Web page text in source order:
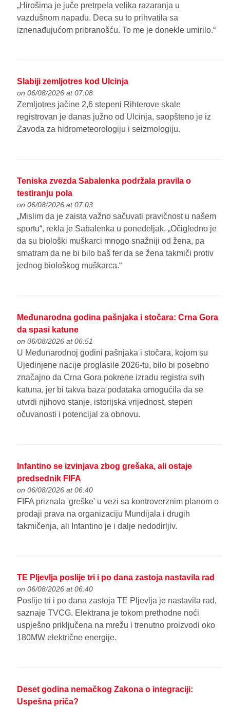
„Hirošima je juče pretrpela velika razaranja u
vazdušnom napadu. Deca su to prihvatila sa
iznenađujućom pribranošću. To me je donekle umirilo.“
Slabiji zemljotres kod Ulcinja
on 06/08/2026 at 07:08
Zemljotres jačine 2,6 stepeni Rihterove skale
registrovan je danas južno od Ulcinja, saopšteno je iz
Zavoda za hidrometeorologiju i seizmologiju.
Teniska zvezda Sabalenka podržala pravila o
testiranju pola
on 06/08/2026 at 07:03
„Mislim da je zaista važno sačuvati pravičnost u našem
sportu“, rekla je Sabalenka u ponedeljak. „Očigledno je
da su biološki muškarci mnogo snažniji od žena, pa
smatram da ne bi bilo baš fer da se žena takmiči protiv
jednog biološkog muškarca.“
Međunarodna godina pašnjaka i stočara: Crna Gora
da spasi katune
on 06/08/2026 at 06:51
U Međunarodnoj godini pašnjaka i stočara, kojom su
Ujedinjene nacije proglasile 2026-tu, bilo bi posebno
značajno da Crna Gora pokrene izradu registra svih
katuna, jer bi takva baza podataka omogućila da se
utvrdi njihovo stanje, istorijska vrijednost, stepen
očuvanosti i potencijal za obnovu.
Infantino se izvinjava zbog grešaka, ali ostaje
predsednik FIFA
on 06/08/2026 at 06:40
FIFA priznala 'greške' u vezi sa kontroverznim planom o
prodaji prava na organizaciju Mundijala i drugih
takmičenja, ali Infantino je i dalje nedodirljiv.
TE Pljevlja poslije tri i po dana zastoja nastavila rad
on 06/08/2026 at 06:40
Poslije tri i po dana zastoja TE Pljevlja je nastavila rad,
saznaje TVCG. Elektrana je tokom prethodne noći
uspješno priključena na mrežu i trenutno proizvodi oko
180MW električne energije.
Deset godina nemačkog Zakona o integraciji:
Uspešna priča?